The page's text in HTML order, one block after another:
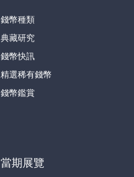
錢幣種類
典藏研究
錢幣快訊
精選稀有錢幣
錢幣鑑賞
當期展覽